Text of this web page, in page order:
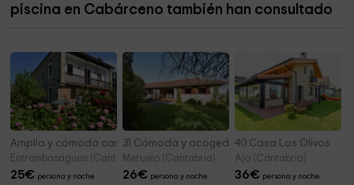
Ermita del Haya
piscina en Cabárceno también han consultado
Amplia y cómoda casa rústica
Entrambasaguas (Cantabria)
25€ persona y noche
31 Cómoda y acogedora casa en precioso
Meruelo (Cantabria)
26€ persona y noche
40 Casa Los Olivos
Ajo (Cantabria)
36€ persona y noche